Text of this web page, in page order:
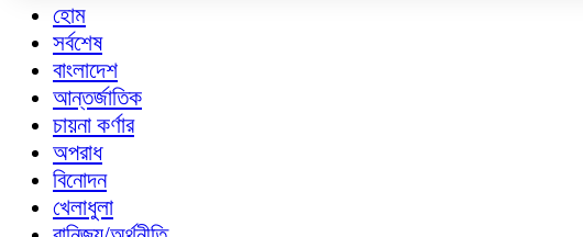
হোম
সর্বশেষ
বাংলাদেশ
আন্তর্জাতিক
চায়না কর্ণার
অপরাধ
বিনোদন
খেলাধুলা